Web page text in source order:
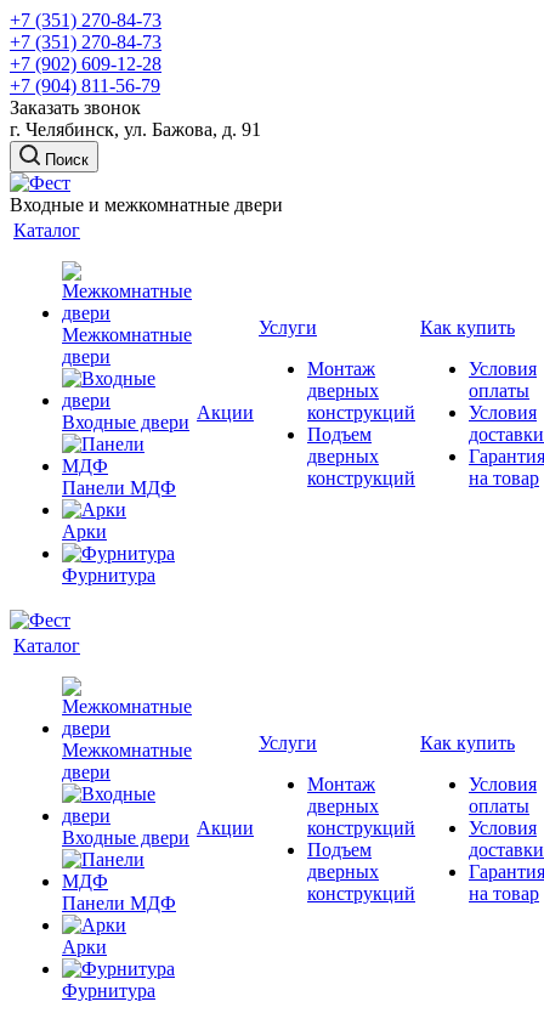
+7 (351) 270-84-73
+7 (351) 270-84-73
+7 (902) 609-12-28
+7 (904) 811-56-79
Заказать звонок
г. Челябинск, ул. Бажова, д. 91
Поиск
Входные и межкомнатные двери
Каталог
Межкомнатные
двери
Входные двери
Панели МДФ
Арки
Фурнитура
Акции
Услуги
Монтаж
дверных
конструкций
Подъем
дверных
конструкций
Как купить
Условия
оплаты
Условия
доставки
Гарантия
на товар
Каталог
Межкомнатные
двери
Входные двери
Панели МДФ
Арки
Фурнитура
Акции
Услуги
Монтаж
дверных
конструкций
Подъем
дверных
конструкций
Как купить
Условия
оплаты
Условия
доставки
Гарантия
на товар